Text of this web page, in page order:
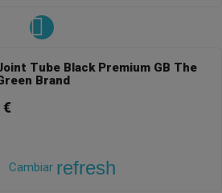
Tube Black Premium GB The
Brand
€
Cambiar refresh